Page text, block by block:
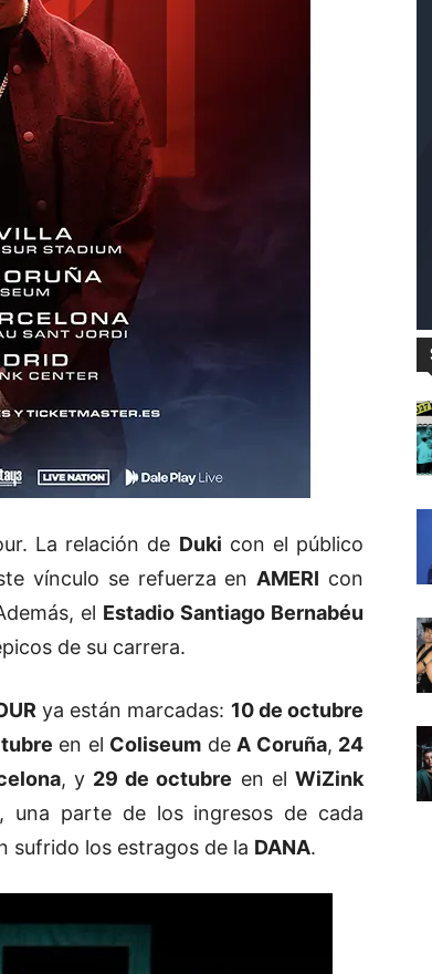
La relación de Duki con el público
vínculo se refuerza en AMERI con
el Estadio Santiago Bernabéu
de su carrera.
ya están marcadas: 10 de octubre
en el Coliseum de A Coruña, 24
, y 29 de octubre en elWiZink
una parte de los ingresos de cada
sufrido los estragos de la DANA.